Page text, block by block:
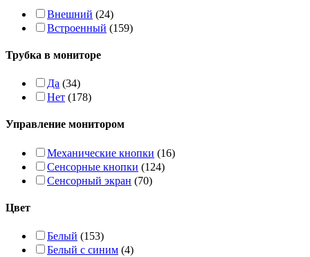
Внешний (24)
Встроенный (159)
Трубка в мониторе
Да (34)
Нет (178)
Управление монитором
Механические кнопки (16)
Сенсорные кнопки (124)
Сенсорный экран (70)
Цвет
Белый (153)
Белый с синим (4)